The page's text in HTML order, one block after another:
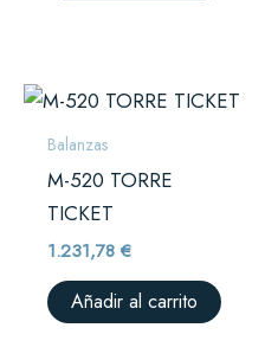
Balanzas
M-520 TORRE
TICKET
1.231,78€
Añadir al carrito